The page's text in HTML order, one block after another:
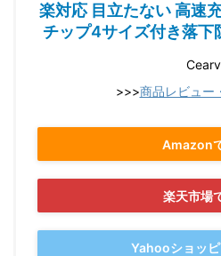
楽対応 目立たない 高速
チップ4サイズ付き落下
>>>商品レビュー
Amazon
楽天市場
Yahooショッ